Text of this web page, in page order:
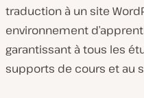
traduction à un site
environnement
garantissant à tous les
supports de cours et au